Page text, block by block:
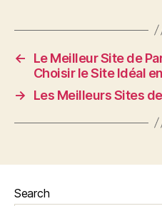
←
Le Meilleur Site de
Choisir le Site Idéal
→
Les Meilleurs Sites
Search